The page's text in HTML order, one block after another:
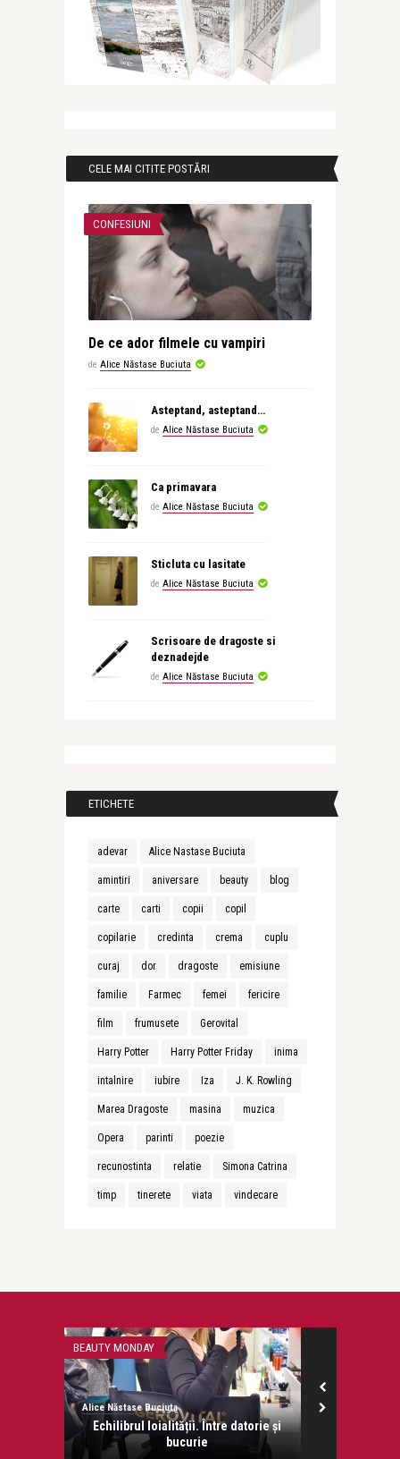
CELE MAI CITITE POSTĂRI
CONFESIUNI
De ce ador filmele cu vampiri
de Alice Năstase Buciuta
Asteptand, asteptand…
de Alice Năstase Buciuta
Ca primavara
de Alice Năstase Buciuta
Sticluta cu lasitate
de Alice Năstase Buciuta
Scrisoare de dragoste si
deznadejde
de Alice Năstase Buciuta
ETICHETE
adevar Alice Nastase Buciuta
amintiri aniversare beauty blog
carte carti copii copil
copilarie credinta crema cuplu
curaj dor dragoste emisiune
familie Farmec femei fericire
film frumusete Gerovital
Harry Potter Harry Potter Friday inima
intalnire iubire Iza J. K. Rowling
Marea Dragoste masina muzica
Opera parinti poezie
recunostinta relatie Simona Catrina
timp tinerete viata vindecare
BEAUTY MONDAY
Alice Năstase Buciuta
Echilibrul loialității. Între datorie și
bucurie